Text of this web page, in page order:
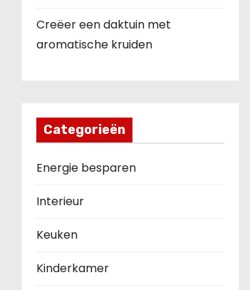
Creëer een daktuin met
aromatische kruiden
Categorieën
Energie besparen
Interieur
Keuken
Kinderkamer